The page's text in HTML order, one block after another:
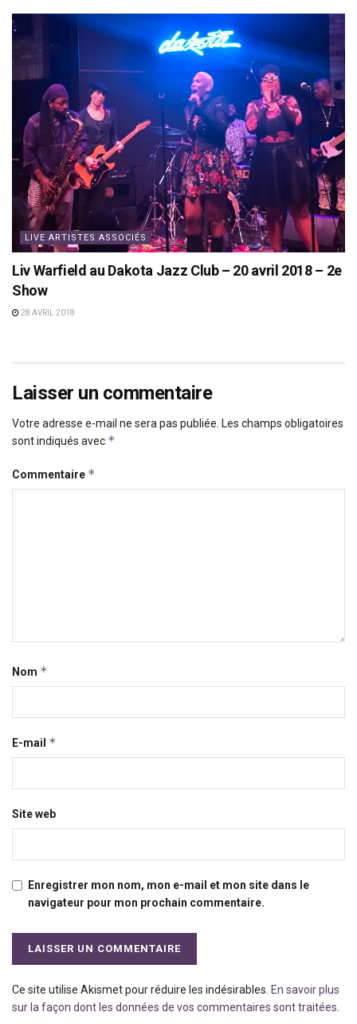
LIVE ARTISTES ASSOCIÉS
Liv Warfield au Dakota Jazz Club – 20 avril 2018 – 2e
Show
28 AVRIL 2018
Laisser un commentaire
Votre adresse e-mail ne sera pas publiée. Les champs obligatoires
sont indiqués avec *
Commentaire *
Nom *
E-mail *
Site web
Enregistrer mon nom, mon e-mail et mon site dans le
navigateur pour mon prochain commentaire.
Ce site utilise Akismet pour réduire les indésirables. En savoir plus
sur la façon dont les données de vos commentaires sont traitées